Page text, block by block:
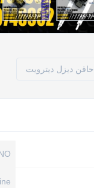
حاقن ديزل ديترويت